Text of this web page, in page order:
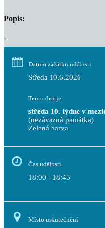
Popis:
-
Datum začátku události
Středa 10.6.2026
Tento den je:
středa 10. týdne v
(nezávazná památka)
Čas události
18:00 - 18:45
Místo uskutečnění